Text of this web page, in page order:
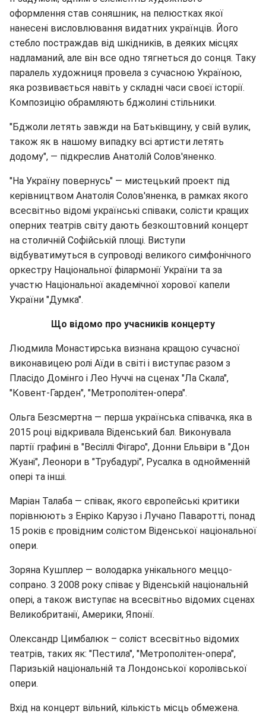
оформлення став соняшник, на пелюстках якої
нанесені висловлювання видатних українців. Його
стебло постраждав від шкідників, в деяких місцях
надламаний, але він все одно тягнеться до сонця. Таку
паралель художниця провела з сучасною Україною,
яка розвивається навіть у складні часи своєї історії.
Композицію обрамляють бджолині стільники.
"Бджоли летять завжди на Батьківщину, у свій вулик,
також як в нашому випадку всі артисти летять
додому", — підкреслив Анатолій Солов'яненко.
"На Україну повернусь" — мистецький проект під
керівництвом Анатолія Солов'яненка, в рамках якого
всесвітньо відомі українські співаки, солісти кращих
оперних театрів світу дають безкоштовний концерт
на столичній Софійській площі. Виступи
відбуватимуться в супроводі великого симфонічного
оркестру Національної філармонії України та за
участю Національної академічної хорової капели
України "Думка".
Що відомо про учасників концерту
Людмила Монастирська визнана кращою сучасної
виконавицею ролі Аїди в світі і виступає разом з
Пласідо Домінго і Лео Нуччі на сценах "Ла Скала",
"Ковент-Гарден", "Метрополітен-опера".
Ольга Безсмертна — перша українська співачка, яка в
2015 році відкривала Віденський бал. Виконувала
партії графині в "Весіллі Фігаро", Донни Ельвіри в "Дон
Жуані", Леонори в "Трубадурі", Русалка в однойменній
опері та інші.
Маріан Талаба — співак, якого європейські критики
порівнюють з Енріко Карузо і Лучано Паваротті, понад
15 років є провідним солістом Віденської національної
опери.
Зоряна Кушплер — володарка унікального меццо-
сопрано. З 2008 року співає у Віденській національній
опері, а також виступає на всесвітньо відомих сценах
Великобританії, Америки, Японії.
Олександр Цимбалюк – соліст всесвітньо відомих
театрів, таких як: "Пестила", "Метрополітен-опера",
Паризькій національній та Лондонської королівської
опери.
Вхід на концерт вільний, кількість місць обмежена.